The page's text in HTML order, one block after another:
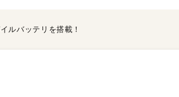
ルバッテリを搭載！